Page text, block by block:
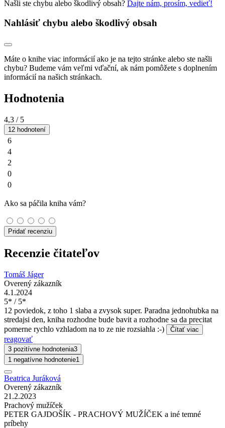
Našli ste chybu alebo škodlivý obsah? Dajte nám, prosím, vedieť!
Nahlásiť chybu alebo škodlivý obsah
Máte o knihe viac informácií ako je na tejto stránke alebo ste našli
chybu? Budeme vám veľmi vďační, ak nám pomôžete s doplnením
informácií na našich stránkach.
Hodnotenia
4,3 / 5
12 hodnotení
6
4
2
0
0
Ako sa páčila kniha vám?
Pridať recenziu
Recenzie čitateľov
Tomáš Jáger
Overený zákazník
4.1.2024
5* / 5*
12 poviedok, z toho 1 slaba a zvysok super. Paradna jednohubka na
stredajsi den, kniha rozhodne bude bavit a rozhodne sa da precitat
pomerne rychlo vzhladom na to ze nie rozsiahla :-)
Čítať viac
reagovať
3 pozitívne hodnotenia3
1 negatívne hodnotenie1
Beatrica Juráková
Overený zákazník
21.2.2023
Prachový mužíček
PETER GAJDOŠÍK - PRACHOVÝ MUŽÍČEK a iné temné
príbehy